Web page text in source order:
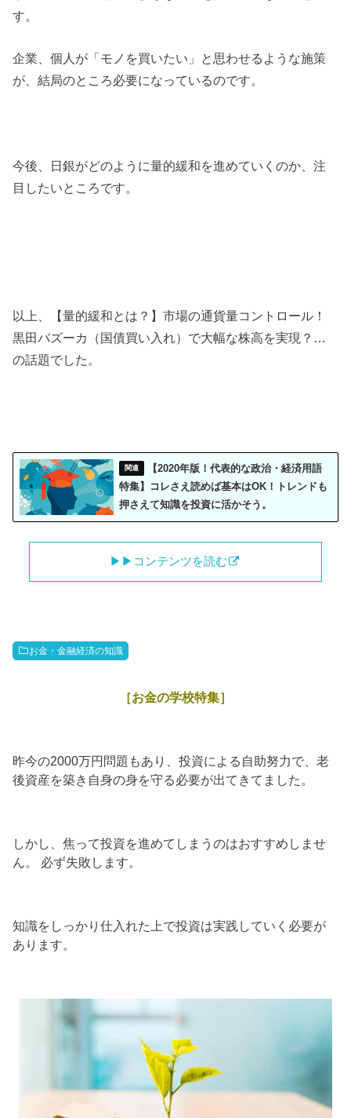
す。
企業、個人が「モノを買いたい」と思わせるような施策
が、結局のところ必要になっているのです。
今後、日銀がどのように量的緩和を進めていくのか、注
目したいところです。
以上、【量的緩和とは？】市場の通貨量コントロール！
黒田バズーカ（国債買い入れ）で大幅な株高を実現？…
の話題でした。
【2020年版！代表的な政治・経済用語
特集】コレさえ読めば基本はOK！トレンドも
押さえて知識を投資に活かそう。
▶︎▶︎コンテンツを読む
お金・金融経済の知識
［お金の学校特集］
昨今の2000万円問題もあり、投資による自助努力で、老
後資産を築き自身の身を守る必要が出てきてました。
しかし、焦って投資を進めてしまうのはおすすめしませ
ん。 必ず失敗します。
知識をしっかり仕入れた上で投資は実践していく必要が
あります。